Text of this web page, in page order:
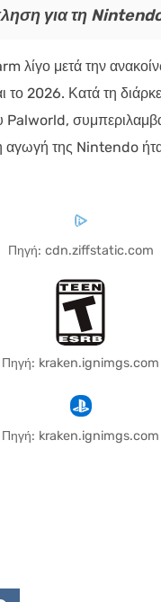
για τη
λίγο μετά την
το 2026. Κατά τη
Palworld,
της Nintendo
Πηγή: cdn.ziffstatic.com
Πηγή: kraken.ignimgs.com
Πηγή: kraken.ignimgs.com